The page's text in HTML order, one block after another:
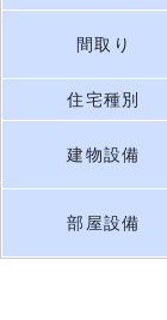
間取り
住宅種別
建物設備
部屋設備